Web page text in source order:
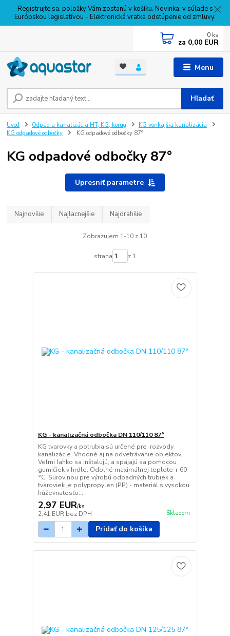
Registrujte sa, položky Vám zostanú v košíku. Novinka: v súlade s
Európskou legislatívou - Elektronická vratka odstúpenie od zmluvy.
Menu
Hľadať
0 ks
za 0,00 EUR
Úvod Odpad a kanalizácia HT, KG, korug
KG vonkajšia kanalizácia
KG odpadové odbočky
KG odpadové odbočky 87°
KG odpadové odbočky 87°
Upresniť parametre
Najnovšie Najlacnejšie Najdrahšie
Zobrazujem 1-10 z 10
strana z 1
KG - kanalizačná odbočka DN 110/110 87°
KG tvarovky a potrubia sú určené pre rozvody
kanalizácie. Vhodné aj na odvetrávanie objektov.
Veľmi ľahko sa inštalujú, a spájajú sa pomocou
gumičiek v hrdle. Odolné maximálnej teplote + 60
°C. Surovinou pre výrobú odpadných trubiek a
tvaroviek je polypropylen (PP) - materiál s vysokou
húževnatosťo...
2,97 EUR/ks
2,41 EUR bez DPH Skladom
Pridať do košíka